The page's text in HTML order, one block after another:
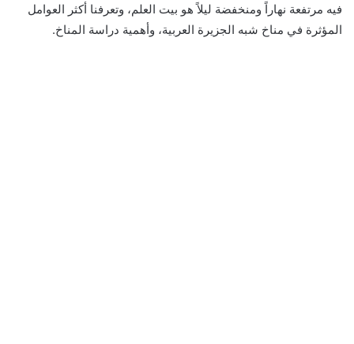
فيه مرتفعة نهاراً ومنخفضة ليلاً هو بيت العلم، وتعرفنا أكثر العوامل
المؤثرة في مناخ شبه الجزيرة العربية، وأهمية دراسة المناخ.